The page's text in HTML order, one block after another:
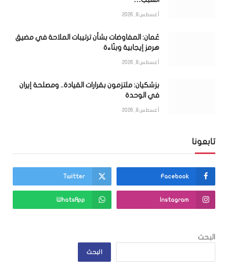
أغسطس 8, 2026
عُمان: المفاوضات بشأن ترتيبات الملاحة في مضيق
هرمز إيجابية وبنّاءة
أغسطس 8, 2026
بزشكيان: ملتزمون بقرارات القيادة.. ومصلحة إيران
في الوحدة
أغسطس 8, 2026
تابعونا
Facebook
Twitter
Instagram
WhatsApp
البحث
البحث